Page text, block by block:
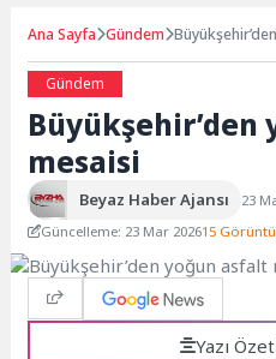
Ana Sayfa Gündem
Gündem
Büyükşehir’den
mesaisi
Beyaz Haber Ajansı
23
Güncelleme: 23 Mar 202615
Yazı